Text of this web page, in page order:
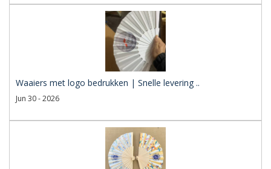
Waaiers met logo bedrukken | Snelle levering ..
Jun 30 - 2026